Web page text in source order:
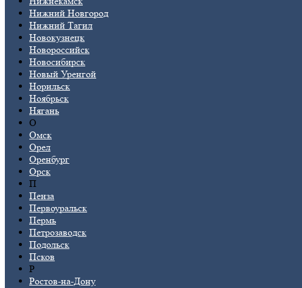
Нижний Новгород
Нижний Тагил
Новокузнецк
Новороссийск
Новосибирск
Новый Уренгой
Норильск
Ноябрьск
Нягань
О
Омск
Орел
Оренбург
Орск
П
Пенза
Первоуральск
Пермь
Петрозаводск
Подольск
Псков
Р
Ростов-на-Дону